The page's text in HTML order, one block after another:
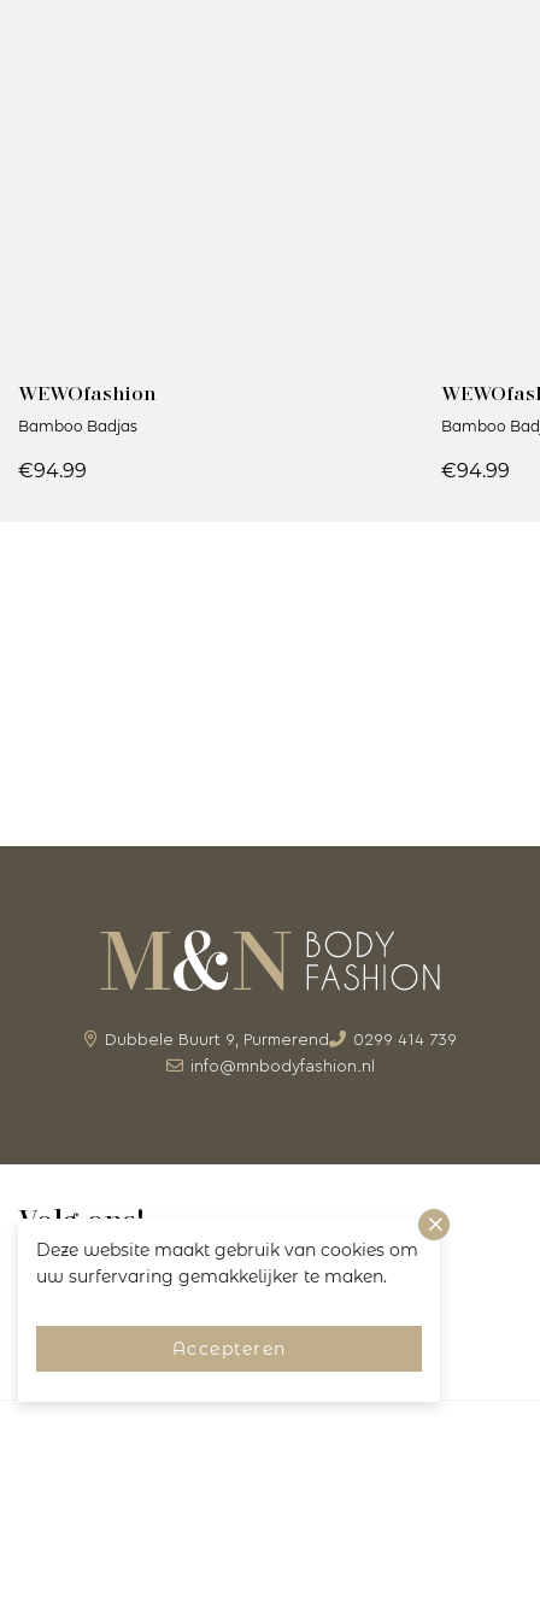
Deze website maakt gebruik van cookies om
uw surfervaring gemakkelijker te maken.
Accepteren
WEWOfashion
Bamboo Badjas
€94.99
Bamboo
€94.99
Dubbele Buurt 9, Purmerend
0299 414 739
info@mnbodyfashion.nl
Volg ons!